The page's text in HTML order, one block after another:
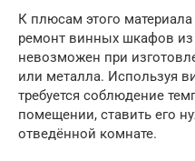
К плюсам этого
ремонт винных шкафов из
невозможен при
или металла. Используя
требуется соблюдение
помещении, ставить его
отведённой комнате.